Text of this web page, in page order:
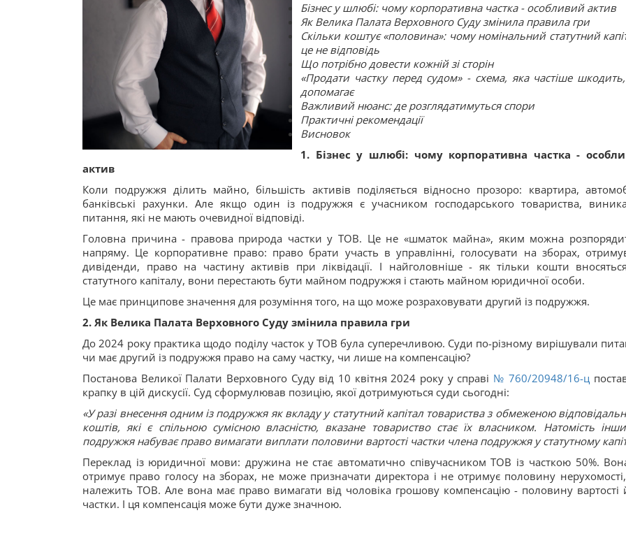
Бізнес у шлюбі: чому корпоративна частка - особливий актив
Як Велика Палата Верховного Суду змінила правила гри
Скільки коштує «половина»: чому номінальний статутний
це не відповідь
Що потрібно довести кожній зі сторін
«Продати частку перед судом» - схема, яка частіше
допомагає
Важливий нюанс: де розглядатимуться спори
Практичні рекомендації
Висновок
1. Бізнес у шлюбі: чому корпоративна частка -
актив
Коли подружжя ділить майно, більшість активів поділяється відносно прозоро: квартира,
банківські рахунки. Але якщо один із подружжя є учасником господарського товариства,
питання, які не мають очевидної відповіді.
Головна причина - правова природа частки у ТОВ. Це не «шматок майна», яким можна
напряму. Це корпоративне право: право брати участь в управлінні, голосувати на зборах,
дивіденди, право на частину активів при ліквідації. І найголовніше - як тільки кошти
статутного капіталу, вони перестають бути майном подружжя і стають майном юридичної особи.
Це має принципове значення для розуміння того, на що може розраховувати другий із подружжя.
2. Як Велика Палата Верховного Суду змінила правила гри
До 2024 року практика щодо поділу часток у ТОВ була суперечливою. Суди по-різному вирішували
чи має другий із подружжя право на саму частку, чи лише на компенсацію?
Постанова Великої Палати Верховного Суду від 10 квітня 2024 року у справі № 760/20948/16-ц
крапку в цій дискусії. Суд сформулював позицію, якої дотримуються суди сьогодні:
«У разі внесення одним із подружжя як вкладу у статутний капітал товариства з обмеженою
коштів, які є спільною сумісною власністю, вказане товариство стає їх власником. Натомість
подружжя набуває право вимагати виплати половини вартості частки члена подружжя у статутному
Переклад із юридичної мови: дружина не стає автоматично співучасником ТОВ із часткою 50%.
отримує право голосу на зборах, не може призначати директора і не отримує половину
належить ТОВ. Але вона має право вимагати від чоловіка грошову компенсацію - половину вартості
частки. І ця компенсація може бути дуже значною.